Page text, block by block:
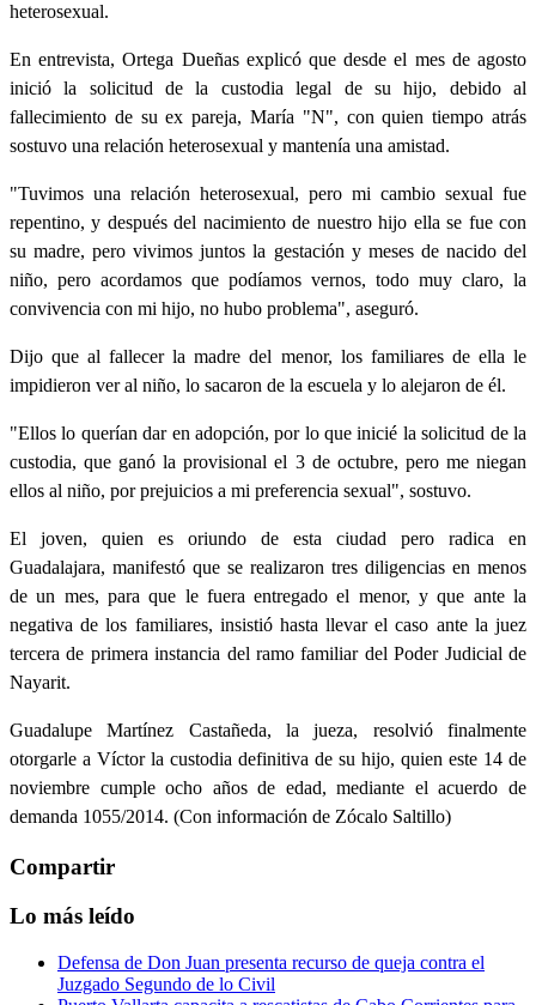
heterosexual.
En entrevista, Ortega Dueñas explicó que desde el mes de agosto
inició la solicitud de la custodia legal de su hijo, debido al
fallecimiento de su ex pareja, María "N", con quien tiempo atrás
sostuvo una relación heterosexual y mantenía una amistad.
"Tuvimos una relación heterosexual, pero mi cambio sexual fue
repentino, y después del nacimiento de nuestro hijo ella se fue con
su madre, pero vivimos juntos la gestación y meses de nacido del
niño, pero acordamos que podíamos vernos, todo muy claro, la
convivencia con mi hijo, no hubo problema", aseguró.
Dijo que al fallecer la madre del menor, los familiares de ella le
impidieron ver al niño, lo sacaron de la escuela y lo alejaron de él.
"Ellos lo querían dar en adopción, por lo que inicié la solicitud de la
custodia, que ganó la provisional el 3 de octubre, pero me niegan
ellos al niño, por prejuicios a mi preferencia sexual", sostuvo.
El joven, quien es oriundo de esta ciudad pero radica en
Guadalajara, manifestó que se realizaron tres diligencias en menos
de un mes, para que le fuera entregado el menor, y que ante la
negativa de los familiares, insistió hasta llevar el caso ante la juez
tercera de primera instancia del ramo familiar del Poder Judicial de
Nayarit.
Guadalupe Martínez Castañeda, la jueza, resolvió finalmente
otorgarle a Víctor la custodia definitiva de su hijo, quien este 14 de
noviembre cumple ocho años de edad, mediante el acuerdo de
demanda 1055/2014. (Con información de Zócalo Saltillo)
Compartir
Lo más leído
Defensa de Don Juan presenta recurso de queja contra el
Juzgado Segundo de lo Civil